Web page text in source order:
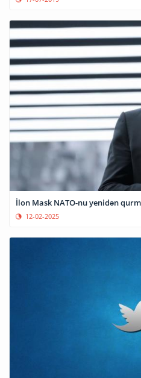
İlon Mask NATO-nu yenidən
12-02-2025